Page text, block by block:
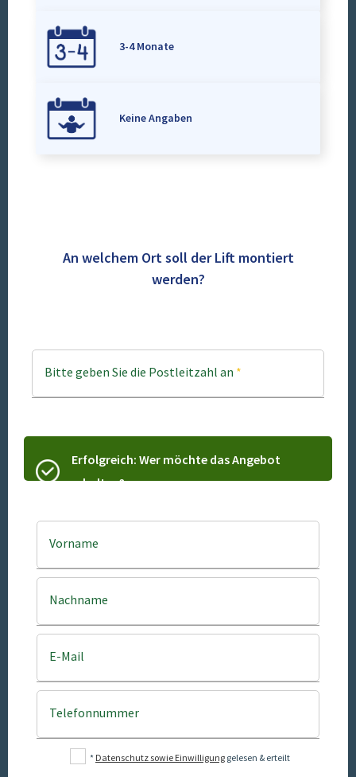
3-4 Monate
Keine Angaben
An welchem Ort soll der Lift montiert
werden?
Bitte geben Sie die Postleitzahl an *
Erfolgreich: Wer möchte das Angebot
erhalten?
Vorname
Nachname
E-Mail
Telefonnummer
* Datenschutz sowie Einwilligung gelesen & erteilt